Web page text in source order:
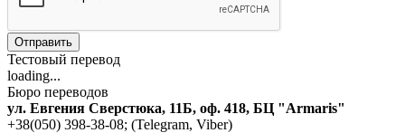
Отправить
Тестовый перевод
loading...
Бюро переводов
ул. Евгения Сверстюка, 11Б, оф. 418, БЦ "Armaris"
+38(050) 398-38-08; (Telegram, Viber)